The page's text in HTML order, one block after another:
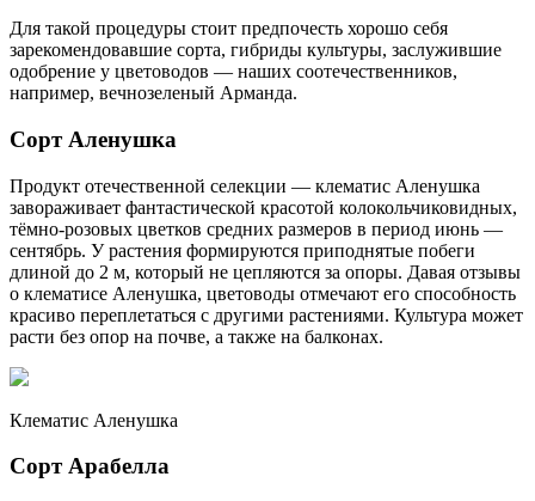
Для такой процедуры стоит предпочесть хорошо себя
зарекомендовавшие сорта, гибриды культуры, заслужившие
одобрение у цветоводов — наших соотечественников,
например, вечнозеленый Арманда.
Сорт Аленушка
Продукт отечественной селекции — клематис Аленушка
завораживает фантастической красотой колокольчиковидных,
тёмно-розовых цветков средних размеров в период июнь —
сентябрь. У растения формируются приподнятые побеги
длиной до 2 м, который не цепляются за опоры. Давая отзывы
о клематисе Аленушка, цветоводы отмечают его способность
красиво переплетаться с другими растениями. Культура может
расти без опор на почве, а также на балконах.
Клематис Аленушка
Сорт Арабелла